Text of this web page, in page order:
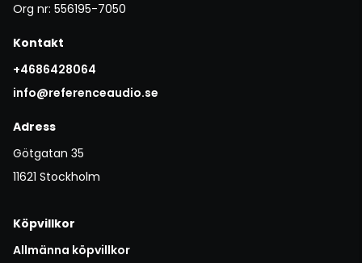
Org nr: 556195-7050
Kontakt
+4686428064
info@referenceaudio.se
Adress
Götgatan 35
11621 Stockholm
Köpvillkor
Allmänna köpvillkor